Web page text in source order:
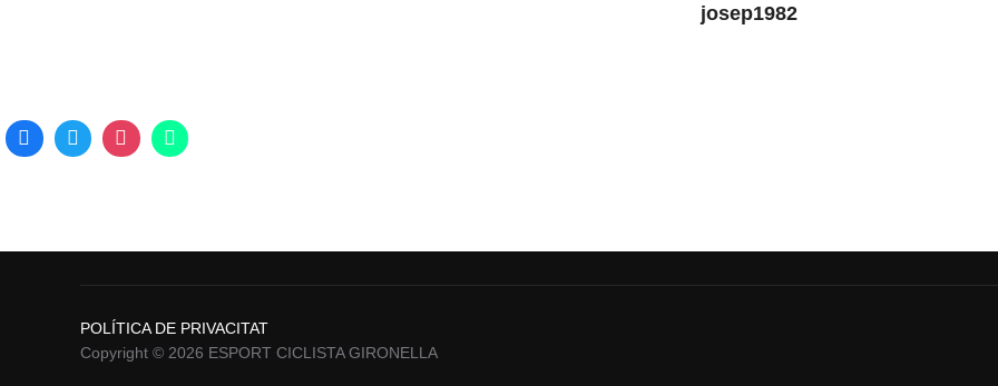
josep1982
POLÍTICA DE PRIVACITAT
Copyright © 2026 ESPORT CICLISTA GIRONELLA